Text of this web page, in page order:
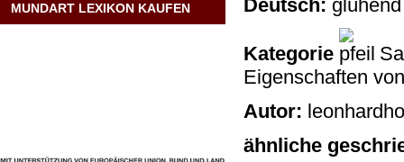
MUNDART LEXIKON KAUFEN Deutsch: glühend
Kategorie
Eigenschaften
Autor:
ähnliche